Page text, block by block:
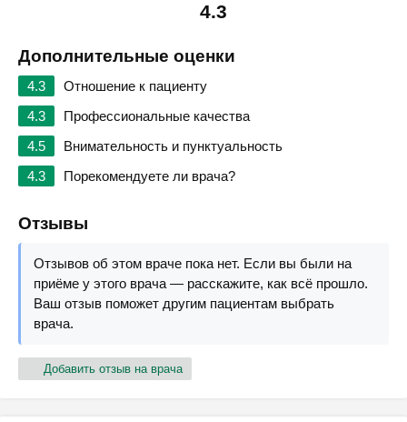
4.3
Дополнительные оценки
4.3
Отношение к пациенту
4.3
Профессиональные качества
4.5
Внимательность и пунктуальность
4.3
Порекомендуете ли врача?
Отзывы
Отзывов об этом враче пока нет. Если вы были на
приёме у этого врача — расскажите, как всё прошло.
Ваш отзыв поможет другим пациентам выбрать
врача.
Добавить отзыв на врача